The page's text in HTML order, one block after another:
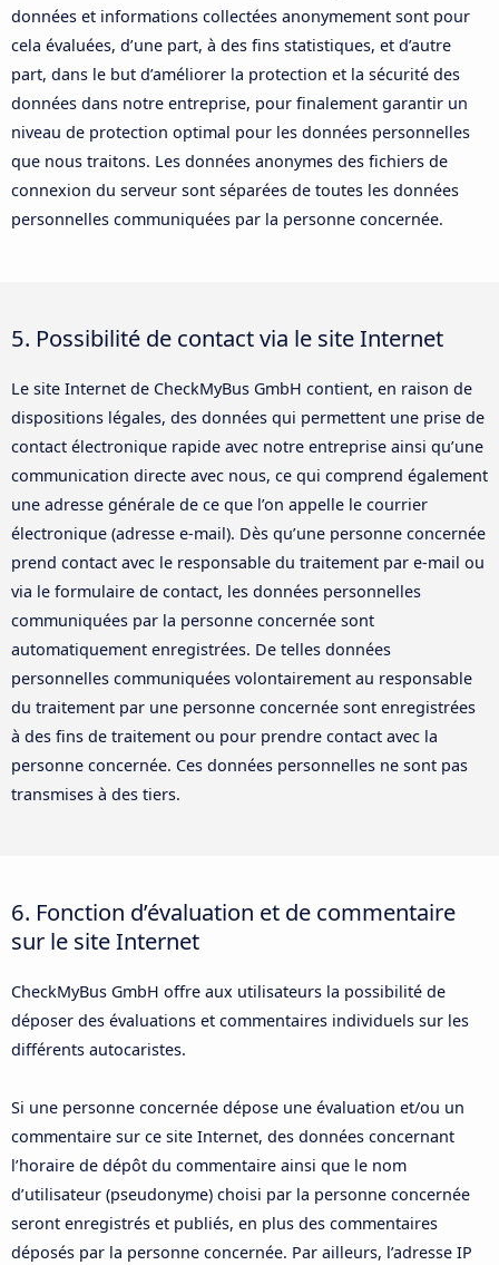
données et informations collectées anonymement sont pour
cela évaluées, d’une part, à des fins statistiques, et d’autre
part, dans le but d’améliorer la protection et la sécurité des
données dans notre entreprise, pour finalement garantir un
niveau de protection optimal pour les données personnelles
que nous traitons. Les données anonymes des fichiers de
connexion du serveur sont séparées de toutes les données
personnelles communiquées par la personne concernée.
5. Possibilité de contact via le site Internet
Le site Internet de CheckMyBus GmbH contient, en raison de
dispositions légales, des données qui permettent une prise de
contact électronique rapide avec notre entreprise ainsi qu’une
communication directe avec nous, ce qui comprend également
une adresse générale de ce que l’on appelle le courrier
électronique (adresse e-mail). Dès qu’une personne concernée
prend contact avec le responsable du traitement par e-mail ou
via le formulaire de contact, les données personnelles
communiquées par la personne concernée sont
automatiquement enregistrées. De telles données
personnelles communiquées volontairement au responsable
du traitement par une personne concernée sont enregistrées
à des fins de traitement ou pour prendre contact avec la
personne concernée. Ces données personnelles ne sont pas
transmises à des tiers.
6. Fonction d’évaluation et de commentaire
sur le site Internet
CheckMyBus GmbH offre aux utilisateurs la possibilité de
déposer des évaluations et commentaires individuels sur les
différents autocaristes.
Si une personne concernée dépose une évaluation et/ou un
commentaire sur ce site Internet, des données concernant
l’horaire de dépôt du commentaire ainsi que le nom
d’utilisateur (pseudonyme) choisi par la personne concernée
seront enregistrés et publiés, en plus des commentaires
déposés par la personne concernée. Par ailleurs, l’adresse IP